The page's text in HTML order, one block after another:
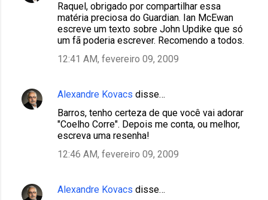
Raquel, obrigado por compartilhar essa
matéria preciosa do Guardian. Ian McEwan
escreve um texto sobre John Updike que só
um fã poderia escrever. Recomendo a todos.
12:41 AM, fevereiro 09, 2009
Alexandre Kovacs disse…
Barros, tenho certeza de que você vai adorar
"Coelho Corre". Depois me conta, ou melhor,
escreva uma resenha!
12:46 AM, fevereiro 09, 2009
Alexandre Kovacs disse…